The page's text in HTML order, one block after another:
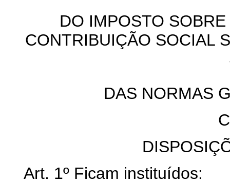
DO IMPOSTO
CONTRIBUIÇÃO SOCIAL
DAS NORMAS
Art. 1º Ficam instituídos: